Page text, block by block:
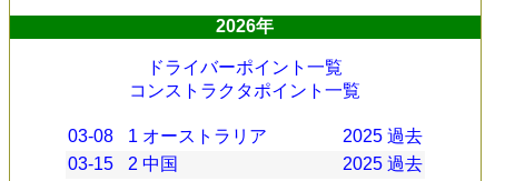
2026年
ドライバーポイント一覧
コンストラクタポイント一覧
03-08 1 オーストラリア 2025 過去
03-15
2 中国 2025 過去